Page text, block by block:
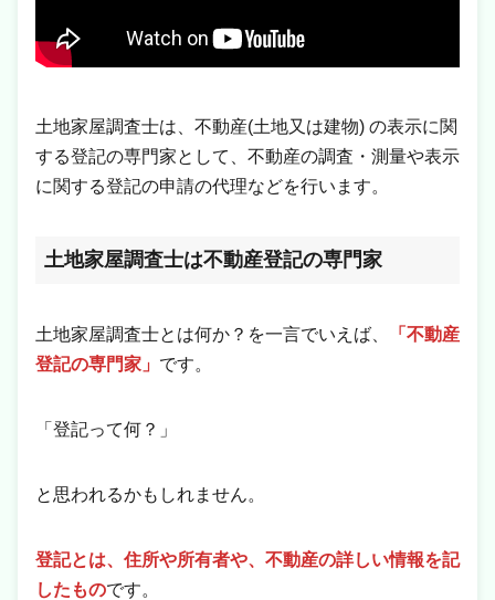
土地家屋調査士は、不動産(土地又は建物) の表示に関
する登記の専門家として、不動産の調査・測量や表示
に関する登記の申請の代理などを行います。
土地家屋調査士は不動産登記の専門家
土地家屋調査士とは何か？を一言でいえば、
「不動産
登記の専門家」 です。
「登記って何？」
と思われるかもしれません。
登記とは、住所や所有者や、不動産の詳しい情報を記
したものです。